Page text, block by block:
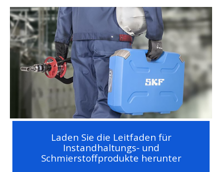
Laden Sie die Leitfaden für
Instandhaltungs- und
Schmierstoffprodukte herunter